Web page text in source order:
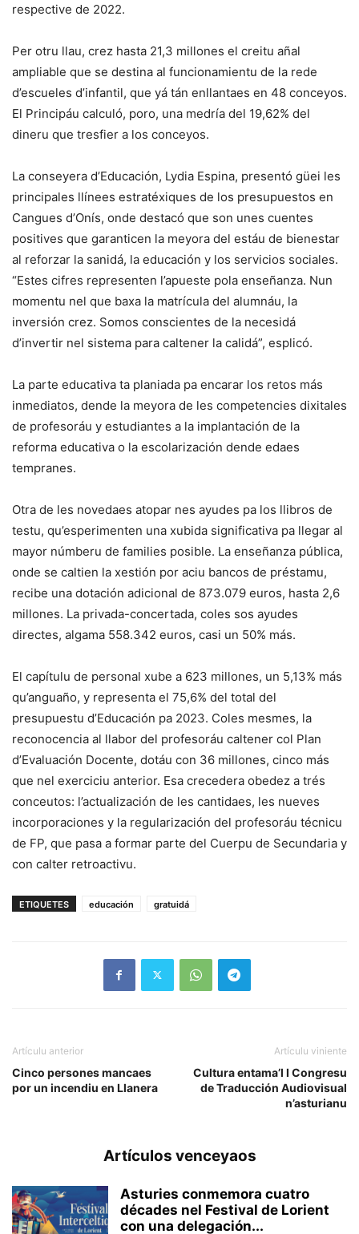
respective de 2022.
Per otru llau, crez hasta 21,3 millones el creitu añal
ampliable que se destina al funcionamientu de la rede
d’escueles d’infantil, que yá tán enllantaes en 48 conceyos.
El Principáu calculó, poro, una medría del 19,62% del
dineru que tresfier a los conceyos.
La conseyera d’Educación, Lydia Espina, presentó güei les
principales llínees estratéxiques de los presupuestos en
Cangues d’Onís, onde destacó que son unes cuentes
positives que garanticen la meyora del estáu de bienestar
al reforzar la sanidá, la educación y los servicios sociales.
“Estes cifres representen l’apueste pola enseñanza. Nun
momentu nel que baxa la matrícula del alumnáu, la
inversión crez. Somos conscientes de la necesidá
d’invertir nel sistema para caltener la calidá”, esplicó.
La parte educativa ta planiada pa encarar los retos más
inmediatos, dende la meyora de les competencies dixitales
de profesoráu y estudiantes a la implantación de la
reforma educativa o la escolarización dende edaes
tempranes.
Otra de les novedaes atopar nes ayudes pa los llibros de
testu, qu’esperimenten una xubida significativa pa llegar al
mayor númberu de families posible. La enseñanza pública,
onde se caltien la xestión por aciu bancos de préstamu,
recibe una dotación adicional de 873.079 euros, hasta 2,6
millones. La privada-concertada, coles sos ayudes
directes, algama 558.342 euros, casi un 50% más.
El capítulu de personal xube a 623 millones, un 5,13% más
qu’anguaño, y representa el 75,6% del total del
presupuestu d’Educación pa 2023. Coles mesmes, la
reconocencia al llabor del profesoráu caltener col Plan
d’Evaluación Docente, dotáu con 36 millones, cinco más
que nel exerciciu anterior. Esa crecedera obedez a trés
conceutos: l’actualización de les cantidaes, les nueves
incorporaciones y la regularización del profesoráu técnicu
de FP, que pasa a formar parte del Cuerpu de Secundaria y
con calter retroactivu.
ETIQUETES educación gratuidá
Artículu anterior
Cinco persones mancaes
por un incendiu en Llanera
Artículu viniente
Cultura entama’l I Congresu
de Traducción Audiovisual
n’asturianu
Artículos venceyaos
Asturies conmemora cuatro
décades nel Festival de Lorient
con una delegación...